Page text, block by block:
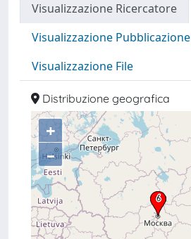
Visualizzazione Ricercatore
Visualizzazione Pubblicazione
Visualizzazione File
Distribuzione geografica
+
–